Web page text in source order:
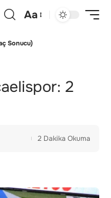
Aa
Sonucu)
2
2 Dakika Okuma